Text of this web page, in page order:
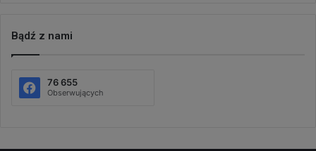
Bądź z nami
76 655
Obserwujących